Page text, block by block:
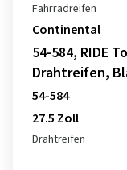
Fahrradreifen
Continental
54-584, RIDE
Drahtreifen,
54-584
27.5 Zoll
Drahtreifen